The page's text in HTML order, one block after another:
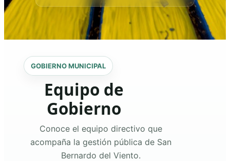
GOBIERNO MUNICIPAL
Equipo de
Gobierno
Conoce el equipo directivo que
acompaña la gestión pública de San
Bernardo del Viento.